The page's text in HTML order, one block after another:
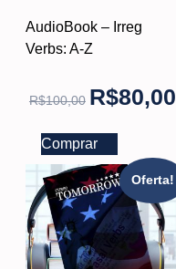
AudioBook – Irreg
Verbs: A-Z
R$100,00 R$80,00
Comprar
Oferta!